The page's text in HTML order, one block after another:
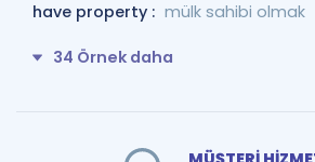
have property : mülk sahibi olmak
34 Örnek daha